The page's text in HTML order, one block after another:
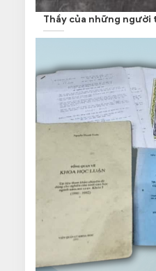
Thầy của những người